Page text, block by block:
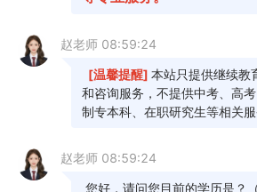
点，过后不再受理成绩复查申请
复查答题有无漏评、漏记分、错
分标准、评分细则以及对答题评
2.复查结果告知。省自学考